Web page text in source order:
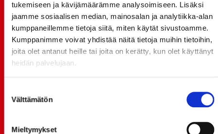
tukemiseen ja kävijämäärämme analysoimiseen. Lisäksi
jaamme sosiaalisen median, mainosalan ja analytiikka-alan
kumppaneillemme tietoja siitä, miten käytät sivustoamme.
Kumppanimme voivat yhdistää näitä tietoja muihin tietoihin,
joita olet antanut heille tai joita on kerätty, kun olet käyttänyt
heidän palvelujaan.
valinta
Välttämätön
Mieltymykset
20.07.
TULE MUKAAN ILMAISEEN
LIIKUNTALEIKKIKOULUUN KESÄ-HEINÄKUUSSA!
15.07.
SPORT-ÄSSÄT JA KOKO JOUKKUEEN MEET&GREET
Rinta-Joupin Autoliike jatkaa Sportin